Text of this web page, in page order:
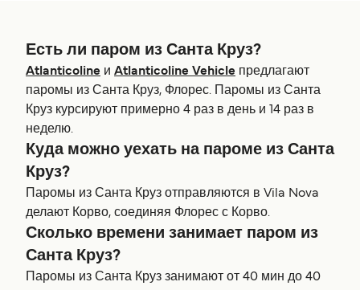
Есть ли паром из Санта Круз?
Atlanticoline и Atlanticoline Vehicle предлагают
паромы из Санта Круз, Флорес. Паромы из Санта
Круз курсируют примерно 4 раз в день и 14 раз в
неделю.
Куда можно уехать на пароме из Санта
Круз?
Паромы из Санта Круз отправляются в Vila Nova
делают Корво, соединяя Флорес с Корво.
Сколько времени занимает паром из
Санта Круз?
Паромы из Санта Круз занимают от 40 мин до 40